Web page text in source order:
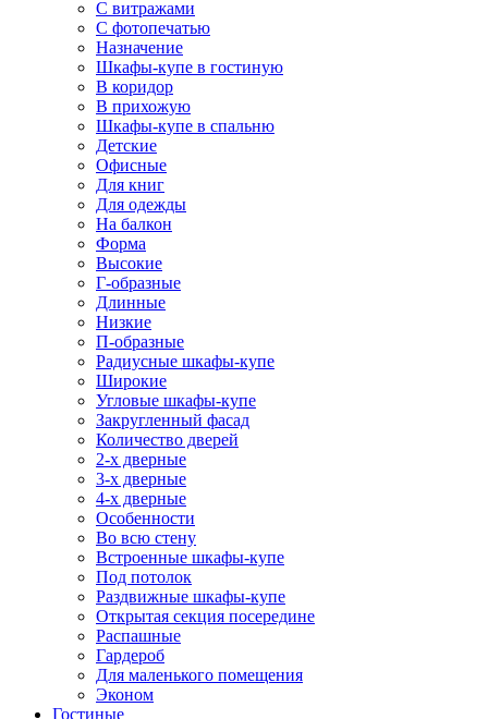
С витражами
С фотопечатью
Назначение
Шкафы-купе в гостиную
В коридор
В прихожую
Шкафы-купе в спальню
Детские
Офисные
Для книг
Для одежды
На балкон
Форма
Высокие
Г-образные
Длинные
Низкие
П-образные
Радиусные шкафы-купе
Широкие
Угловые шкафы-купе
Закругленный фасад
Количество дверей
2-х дверные
3-х дверные
4-х дверные
Особенности
Во всю стену
Встроенные шкафы-купе
Под потолок
Раздвижные шкафы-купе
Открытая секция посередине
Распашные
Гардероб
Для маленького помещения
Эконом
Гостиные